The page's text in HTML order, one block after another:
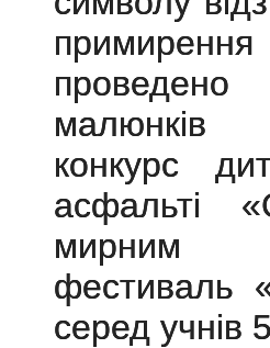
малюнків
конкурс
асфальті
мирним
фестиваль
серед учнів